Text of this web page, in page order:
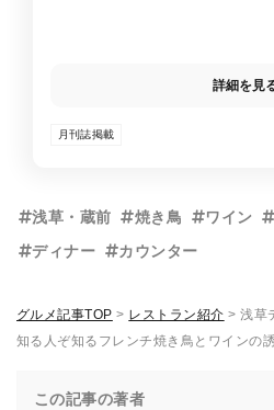
詳細を見
月刊誌掲載
浅草・蔵前 焼き鳥 ワイン
ディナー
カウンター
グルメ記事TOP > レストラン紹介 > 浅草
知る人ぞ知るフレンチ焼き鳥とワインの
この記事の著者